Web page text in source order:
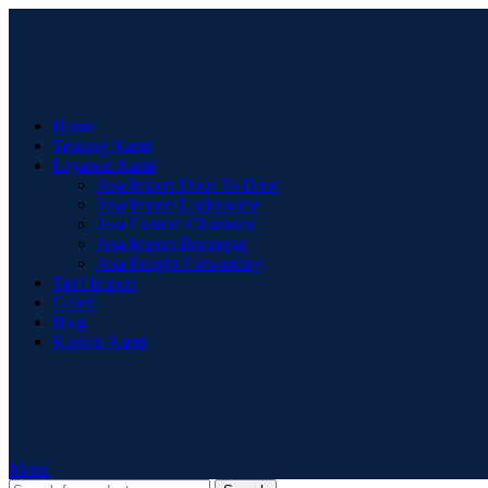
Home
Tentang Kami
Layanan Kami
Jasa Import Door To Door
Jasa Import Undername
Jasa Custom Clearance
Jasa Import Borongan
Jasa Freight Forwarding
Tarif Import
Galeri
Blog
Kontak Kami
Menu